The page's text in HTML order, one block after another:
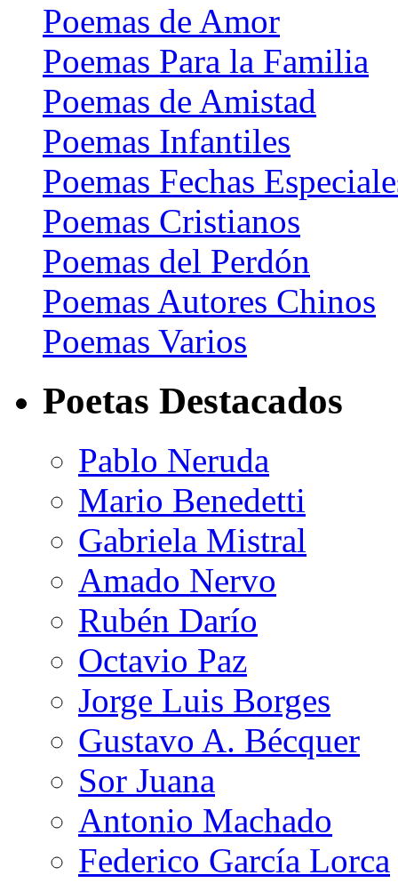
Poemas de Amor
Poemas Para la Familia
Poemas de Amistad
Poemas Infantiles
Poemas Fechas
Poemas Cristianos
Poemas del Perdón
Poemas Autores Chinos
Poemas Varios
Poetas Destacados
Pablo Neruda
Mario Benedetti
Gabriela Mistral
Amado Nervo
Rubén Darío
Octavio Paz
Jorge Luis Borges
Gustavo A. Bécquer
Sor Juana
Antonio Machado
Federico García Lorca